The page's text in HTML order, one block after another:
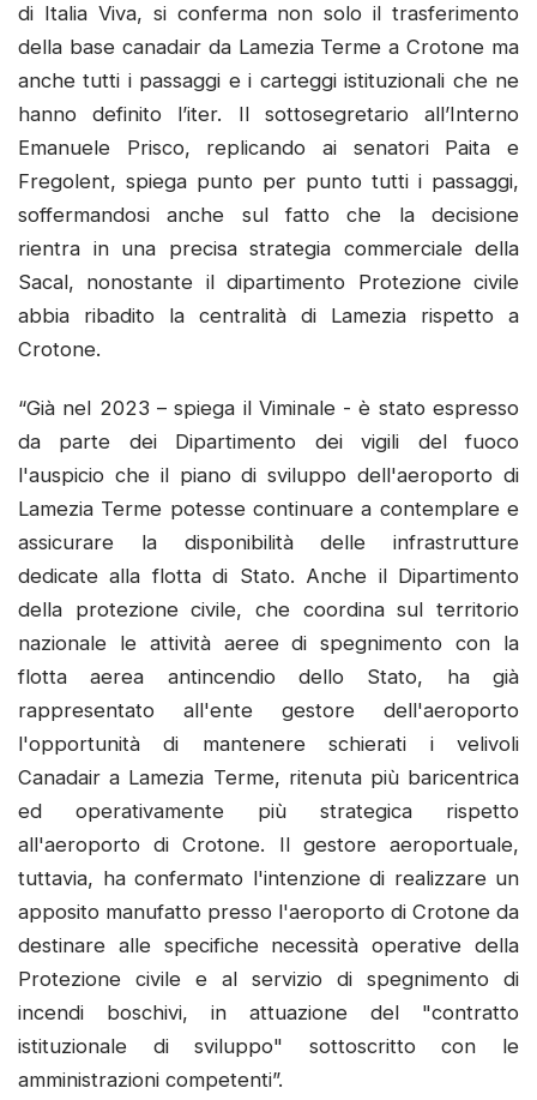
di Italia Viva, si conferma non solo il trasferimento
della base canadair da Lamezia Terme a Crotone ma
anche tutti i passaggi e i carteggi istituzionali che ne
hanno definito l’iter. Il sottosegretario all’Interno
Emanuele Prisco, replicando ai senatori Paita e
Fregolent, spiega punto per punto tutti i passaggi,
soffermandosi anche sul fatto che la decisione
rientra in una precisa strategia commerciale della
Sacal, nonostante il dipartimento Protezione civile
abbia ribadito la centralità di Lamezia rispetto a
Crotone.
“Già nel 2023 – spiega il Viminale - è stato espresso
da parte dei Dipartimento dei vigili del fuoco
l'auspicio che il piano di sviluppo dell'aeroporto di
Lamezia Terme potesse continuare a contemplare e
assicurare la disponibilità delle infrastrutture
dedicate alla flotta di Stato. Anche il Dipartimento
della protezione civile, che coordina sul territorio
nazionale le attività aeree di spegnimento con la
flotta aerea antincendio dello Stato, ha già
rappresentato all'ente gestore dell'aeroporto
l'opportunità di mantenere schierati i velivoli
Canadair a Lamezia Terme, ritenuta più baricentrica
ed operativamente più strategica rispetto
all'aeroporto di Crotone. Il gestore aeroportuale,
tuttavia, ha confermato l'intenzione di realizzare un
apposito manufatto presso l'aeroporto di Crotone da
destinare alle specifiche necessità operative della
Protezione civile e al servizio di spegnimento di
incendi boschivi, in attuazione del "contratto
istituzionale di sviluppo" sottoscritto con le
amministrazioni competenti”.